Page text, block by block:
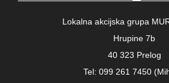
Lokalna akcijska grupa
Hrupine 7b
40 323 Prelog
Tel: 099 261 7450